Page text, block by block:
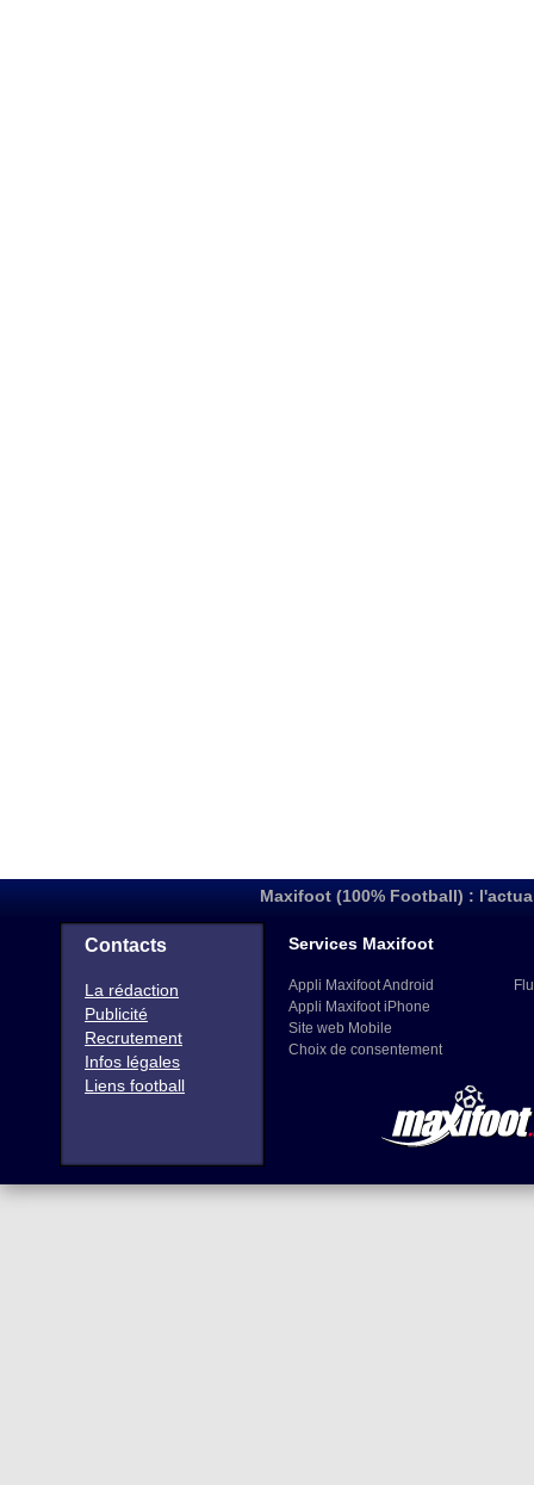
Maxifoot (100% Football) :
Contacts
La rédaction
Publicité
Recrutement
Infos légales
Liens football
Services Maxifoot
Appli Maxifoot Android
Appli Maxifoot iPhone
Site web Mobile
Choix de consentement